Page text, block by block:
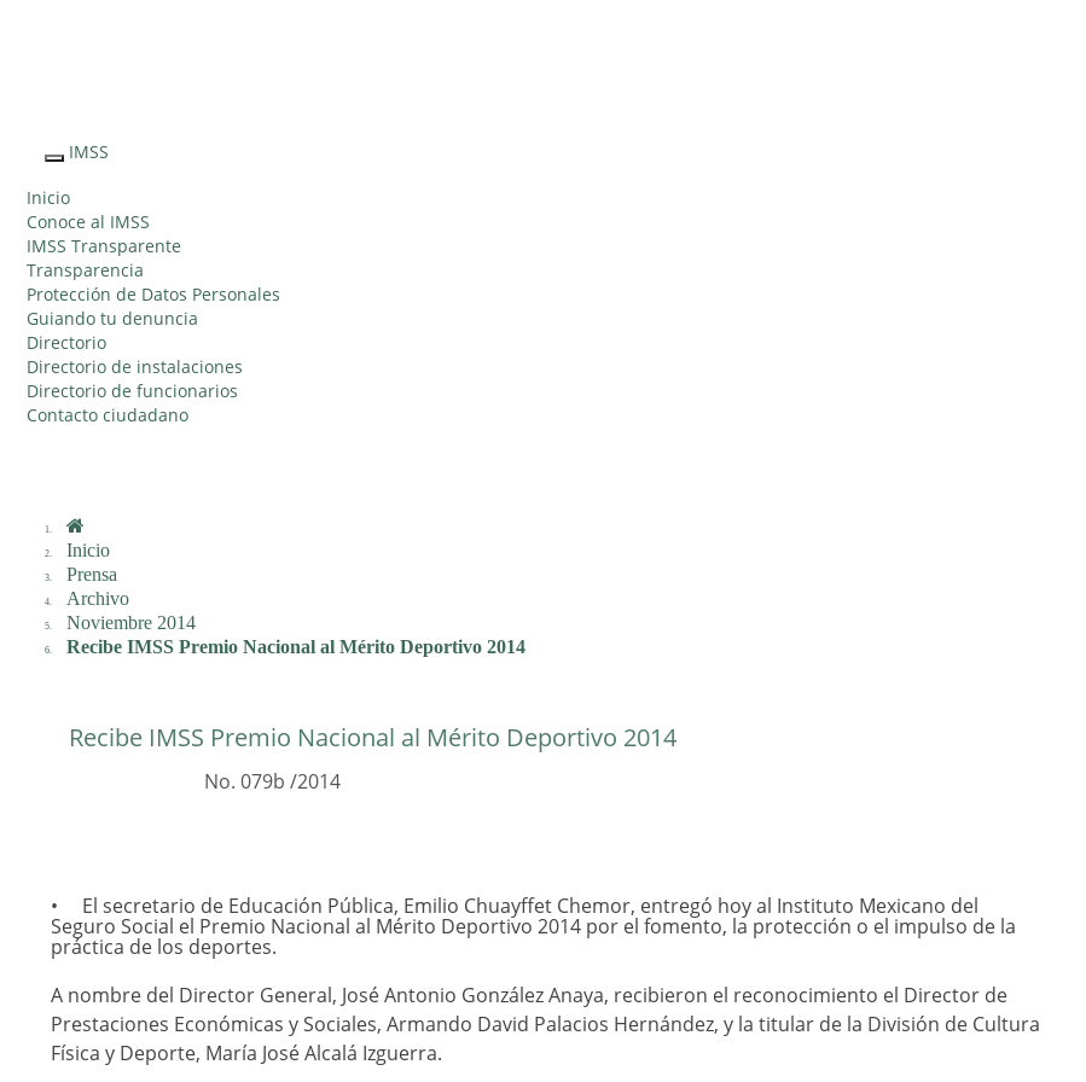
Interruptor
Navegación
IMSS
Inicio
Conoce al IMSS
IMSS Transparente
Transparencia
Protección de Datos Personales
Guiando tu denuncia
Directorio
Directorio de instalaciones
Directorio de funcionarios
Contacto ciudadano
Inicio
Prensa
Archivo
Noviembre 2014
Recibe IMSS Premio Nacional al Mérito Deportivo 2014
Recibe IMSS Premio Nacional al Mérito Deportivo 2014
No. 079b /2014
El secretario de Educación Pública, Emilio Chuayffet Chemor, entregó hoy al Instituto Mexicano del
Seguro Social el Premio Nacional al Mérito Deportivo 2014 por el fomento, la protección o el impulso de la
práctica de los deportes.
A nombre del Director General, José Antonio González Anaya, recibieron el reconocimiento el Director de
Prestaciones Económicas y Sociales, Armando David Palacios Hernández, y la titular de la División de Cultura
Física y Deporte, María José Alcalá Izguerra.